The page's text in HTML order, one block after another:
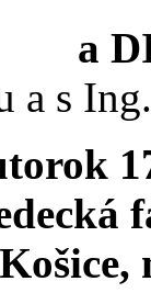
a
a s
Košice,